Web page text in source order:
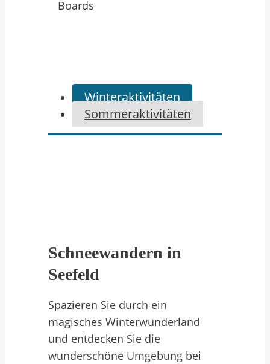
Boards
Winteraktivitäten
Sommeraktivitäten
Schneewandern in
Seefeld
Spazieren Sie durch ein
magisches Winterwunderland
und entdecken Sie die
wunderschöne Umgebung bei